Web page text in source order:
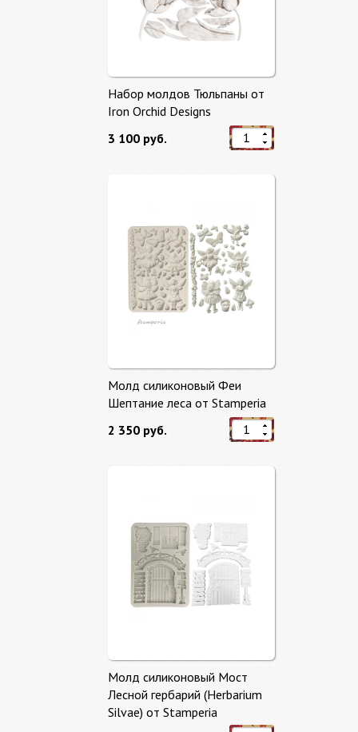
Набор молдов Тюльпаны от
Iron Orchid Designs
3 100 руб.
Молд силиконовый Феи
Шептание леса от Stamperia
2 350 руб.
Молд силиконовый Мост
Лесной гербарий (Herbarium
Silvae) от Stamperia